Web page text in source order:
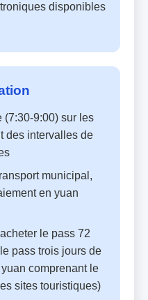
disponibles
(7:30-9:00) sur les
des intervalles de
municipal,
en yuan
le pass 72
pass trois jours de
comprenant le
sites touristiques)